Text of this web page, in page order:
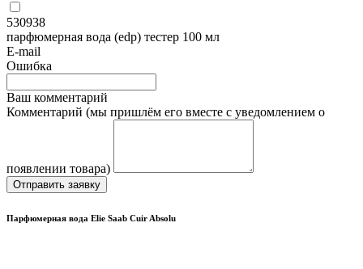
530938
парфюмерная вода (edp) тестер 100 мл
E-mail
Ошибка
Ваш комментарий
Комментарий (мы пришлём его вместе с уведомлением о
появлении товара)
Отправить заявку
Парфюмерная вода Elie Saab Cuir Absolu